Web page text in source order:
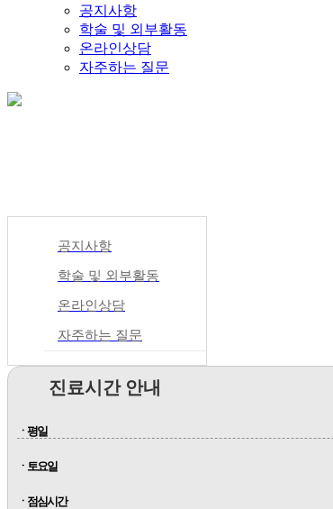
공지사항
학술 및 외부활동
온라인상담
자주하는 질문
공지사항
학술 및 외부활동
온라인상담
자주하는 질문
진료시간 안내
ㆍ평일
ㆍ토요일
ㆍ점심시간